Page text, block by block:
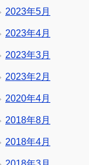
2023年5月
2023年4月
2023年3月
2023年2月
2020年4月
2018年8月
2018年4月